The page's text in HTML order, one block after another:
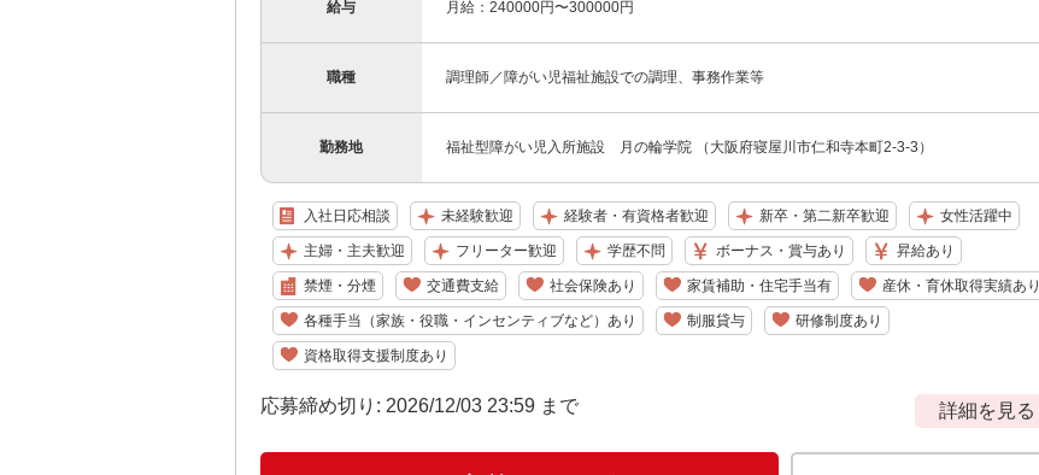
給与 月給：240000円〜300000円
職種 調理師／障がい児福祉施設での調理、事務作業等
勤務地 福祉型障がい児入所施設 月の輪学院 （大阪府寝屋川市仁和寺本町2-3-3）
入社日応相談 未経験歓迎 経験者・有資格者歓迎 新卒・第二新卒歓迎 女性活躍中
主婦・主夫歓迎 フリーター歓迎 学歴不問 ボーナス・賞与あり 昇給あり
禁煙・分煙 交通費支給 社会保険あり 家賃補助・住宅手当有 産休・育休取得実績あり
各種手当（家族・役職・インセンティブなど）あり 制服貸与 研修制度あり
資格取得支援制度あり
応募締め切り: 2026/12/03 23:59 まで 詳細を見る